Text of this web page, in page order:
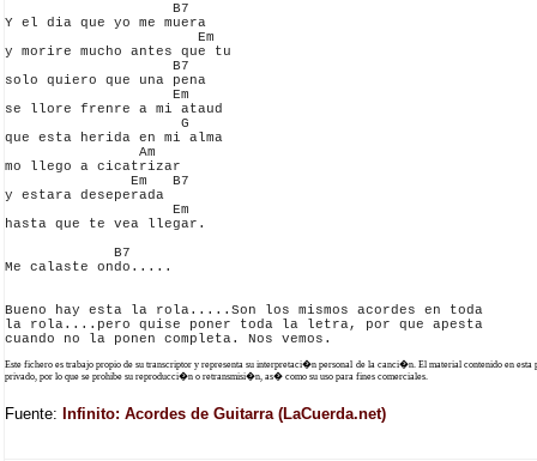
                    B7
Y el dia que yo me muera
                       Em
y morire mucho antes que tu
                    B7
solo quiero que una pena
                    Em
se llore frenre a mi ataud
                     G
que esta herida en mi alma
                Am
mo llego a cicatrizar
               Em   B7
y estara deseperada
                    Em
hasta que te vea llegar.
             B7
Me calaste ondo.....
Bueno hay esta la rola.....Son los mismos acordes en toda
la rola....pero quise poner toda la letra, por que apesta
Este fichero es trabajo propio de su transcriptor y representa su interpretaci�n personal de la canci�n. El material contenido en esta
privado, por lo que se prohibe su reproducci�n o retransmisi�n, as� como su uso para fines comerciales.
Fuente: Infinito: Acordes de Guitarra (LaCuerda.net)